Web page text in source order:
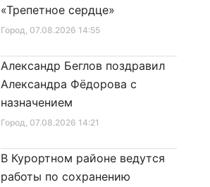
Город, 07.08.2026 14:55
«Трепетное сердце»
Город, 07.08.2026 14:21
Александр Беглов поздравил
Александра Фёдорова с
назначением
В Курортном районе ведутся
работы по сохранению